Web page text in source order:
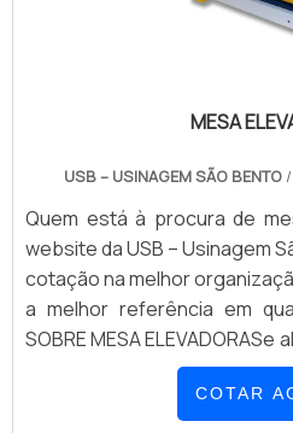
as melhores variedades
assunto for
pneumáticas e serviços de
excelente custo-
empresa investiu em
equipamentos inovadores.
Bento é uma empresa
segmento pela seriedade
todo o ciclo de entrega
MESA
USB – USINAGEM SÃO BENTO/
Quem está à procura de
website da USB – Usinagem
cotação na melhor
a melhor referência em
SOBRE MESA
elevadora em uma
internet a USB – Usinagem
COTAR